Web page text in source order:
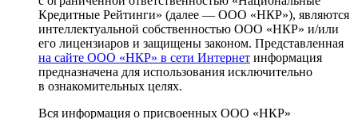
Кредитные Рейтинги» (далее — ООО «НКР»), являются
интеллектуальной собственностью ООО «НКР» и/или
его лицензиаров и защищены законом. Представленная
на сайте ООО «НКР» в сети Интернет информация
предназначена для использования исключительно
в ознакомительных целях.
Вся информация о присвоенных ООО «НКР»